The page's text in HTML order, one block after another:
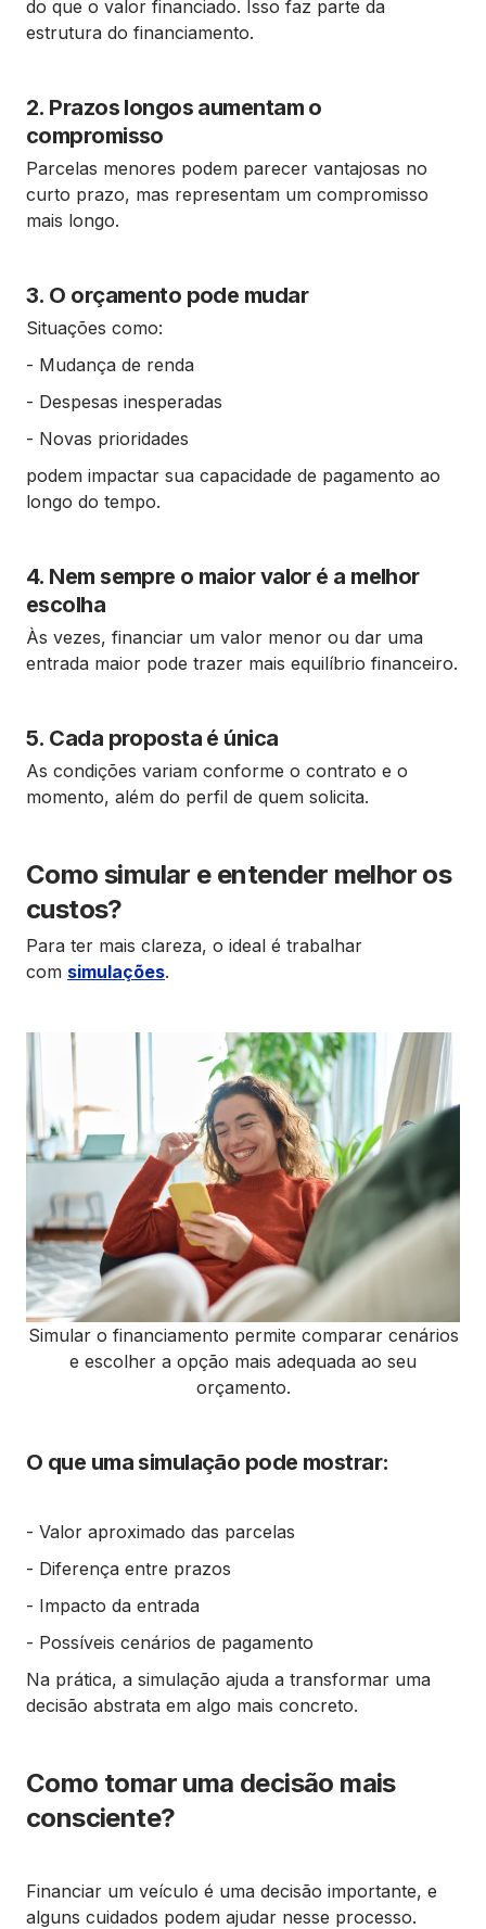
do que o valor financiado. Isso faz parte da
estrutura do financiamento.
2. Prazos longos aumentam o
compromisso
Parcelas menores podem parecer vantajosas no
curto prazo, mas representam um compromisso
mais longo.
3. O orçamento pode mudar
Situações como:
- Mudança de renda
- Despesas inesperadas
- Novas prioridades
podem impactar sua capacidade de pagamento ao
longo do tempo.
4. Nem sempre o maior valor é a melhor
escolha
Às vezes, financiar um valor menor ou dar uma
entrada maior pode trazer mais equilíbrio financeiro.
5. Cada proposta é única
As condições variam conforme o contrato e o
momento, além do perfil de quem solicita.
Como simular e entender melhor os
custos?
Para ter mais clareza, o ideal é trabalhar
com simulações.
Simular o financiamento permite comparar cenários
e escolher a opção mais adequada ao seu
orçamento.
O que uma simulação pode mostrar:
- Valor aproximado das parcelas
- Diferença entre prazos
- Impacto da entrada
- Possíveis cenários de pagamento
Na prática, a simulação ajuda a transformar uma
decisão abstrata em algo mais concreto.
Como tomar uma decisão mais
consciente?
Financiar um veículo é uma decisão importante, e
alguns cuidados podem ajudar nesse processo.